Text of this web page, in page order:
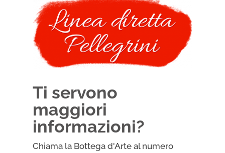
Ti servono
maggiori
informazioni?
Chiama la Bottega d'Arte al numero